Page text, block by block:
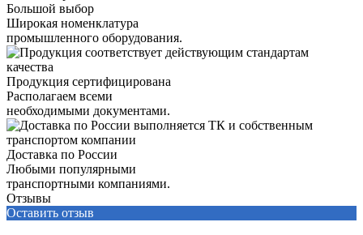
Большой выбор
Широкая номенклатура
промышленного оборудования.
Продукция сертифицирована
Располагаем всеми
необходимыми документами.
Доставка по России
Любыми популярными
транспортными компаниями.
Отзывы
Оставить отзыв